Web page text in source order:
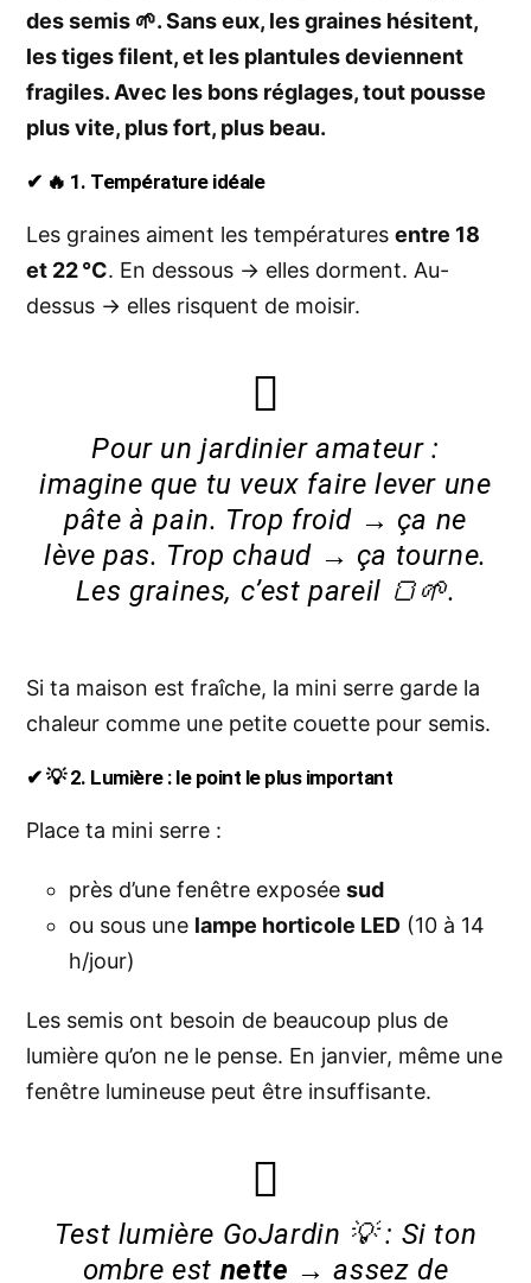
des semis 🌱. Sans eux, les graines hésitent,
les tiges filent, et les plantules deviennent
fragiles. Avec les bons réglages, tout pousse
plus vite, plus fort, plus beau.
✔ 🔥 1. Température idéale
Les graines aiment les températures entre 18
et 22 °C. En dessous → elles dorment. Au-
dessus → elles risquent de moisir.
Pour un jardinier amateur :
imagine que tu veux faire lever une
pâte à pain. Trop froid → ça ne
lève pas. Trop chaud → ça tourne.
Les graines, c’est pareil 🍞🌱.
Si ta maison est fraîche, la mini serre garde la
chaleur comme une petite couette pour semis.
✔ 💡 2. Lumière : le point le plus important
Place ta mini serre :
près d’une fenêtre exposée sud
ou sous une lampe horticole LED (10 à 14
h/jour)
Les semis ont besoin de beaucoup plus de
lumière qu’on ne le pense. En janvier, même une
fenêtre lumineuse peut être insuffisante.
Test lumière GoJardin 💡 : Si ton
ombre est nette → assez de